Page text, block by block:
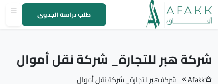
طلب دراسة الجدوى
شركة هبر للتجارة_ شركة نقل أموال
Afakk شركة هبر للتجارة_ شركة نقل أموال